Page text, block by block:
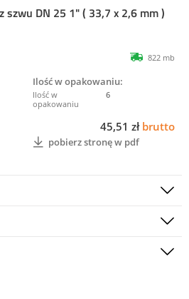
szwu DN 25 1" ( 33,7 x 2,6 mm )
822 mb
Ilość w opakowaniu:
6
45,51 zł brutto
pobierz stronę w pdf